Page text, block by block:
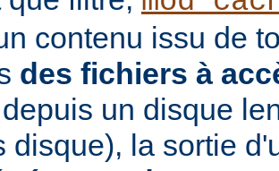
contenu issu de
des fichiers à
un disque
disque), la sortie